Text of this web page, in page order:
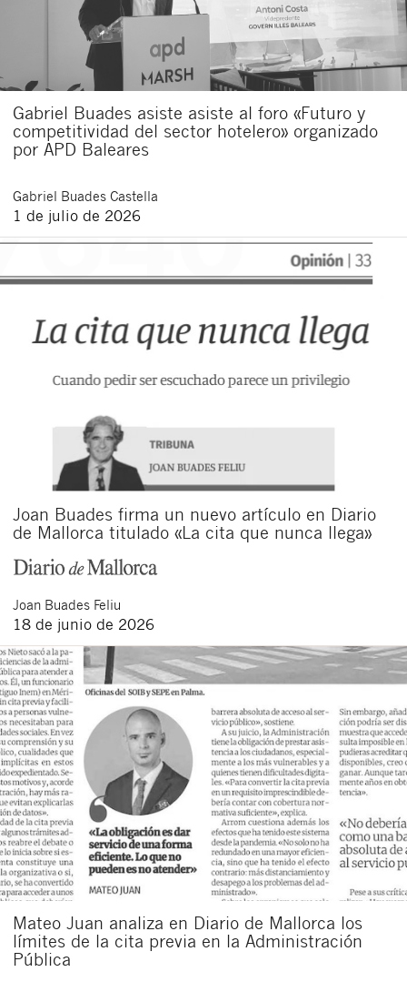
Gabriel Buades asiste asiste al foro «Futuro y
competitividad del sector hotelero» organizado
por APD Baleares
Gabriel Buades Castella
1 de julio de 2026
Joan Buades firma un nuevo artículo en Diario
de Mallorca titulado «La cita que nunca llega»
Joan Buades Feliu
18 de junio de 2026
Mateo Juan analiza en Diario de Mallorca los
límites de la cita previa en la Administración
Pública